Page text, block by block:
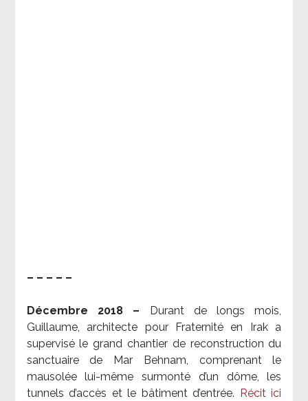
– – – – –
Décembre 2018 –
Durant de longs mois,
Guillaume, architecte pour Fraternité en Irak a
supervisé le grand chantier de reconstruction du
sanctuaire de Mar Behnam, comprenant le
mausolée lui-même surmonté d’un dôme, les
tunnels d’accès et le bâtiment d’entrée.
Récit ici